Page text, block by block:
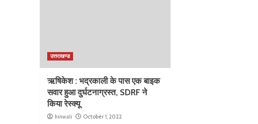
उत्तराखण्ड
ऋषिकेश : भद्रकाली के पास एक बाइक
सवार हुआ दुर्घटनाग्रस्त, SDRF ने
किया रेस्क्यू
hinwali October 1, 2022